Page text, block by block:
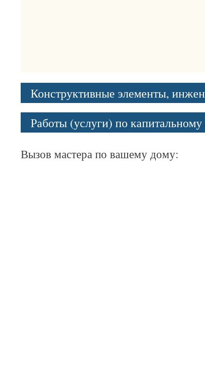
Конструктивные элементы,
Работы (услуги) по
Вызов мастера по вашему дому: